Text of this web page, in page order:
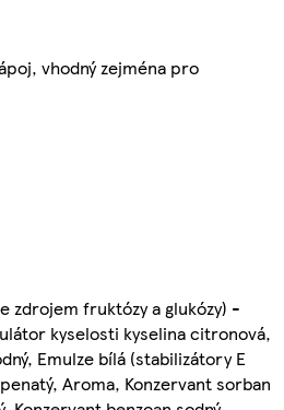
vhodný zejména pro
zdrojem fruktózy a glukózy) -
kyselosti kyselina citronová,
Emulze bílá (stabilizátory E
Aroma, Konzervant sorban